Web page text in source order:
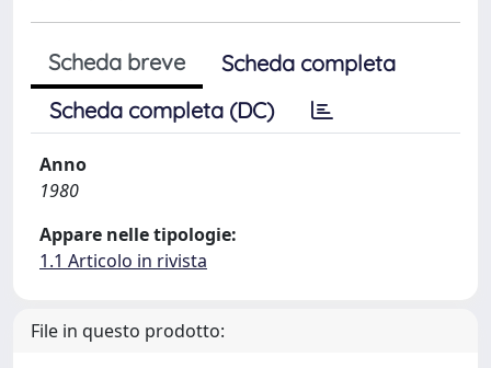
Scheda breve
Scheda completa
Scheda completa (DC)
Anno
1980
Appare nelle tipologie:
1.1 Articolo in rivista
File in questo prodotto: